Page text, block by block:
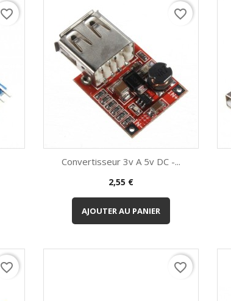
favorite_border
Aperçu rapide
Convertisseur 3v A 5v DC -...
Prix
2,55 €
AJOUTER AU PANIER
favorite_border
favorite_border favorite_border